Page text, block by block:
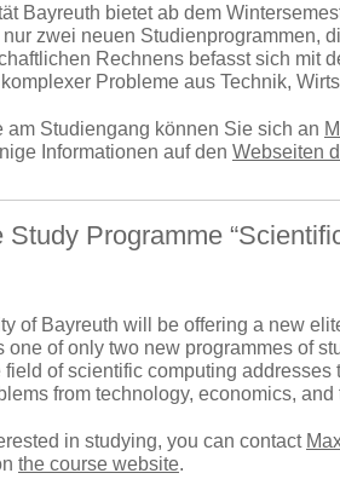
Bayreuth bietet ab dem
zwei neuen Studienprogrammen,
Rechnens befasst sich mit
Probleme aus Technik,
am Studiengang können Sie sich an
Informationen auf den Webseiten
Study Programme
of Bayreuth will be offering a new
one of only two new programmes of
field of scientific computing
from technology, economics,
in studying, you can contact
the course website.